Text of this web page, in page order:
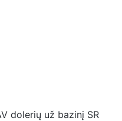
dolerių už bazinį SR